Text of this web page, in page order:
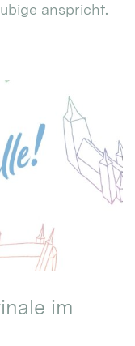
anspricht.
im